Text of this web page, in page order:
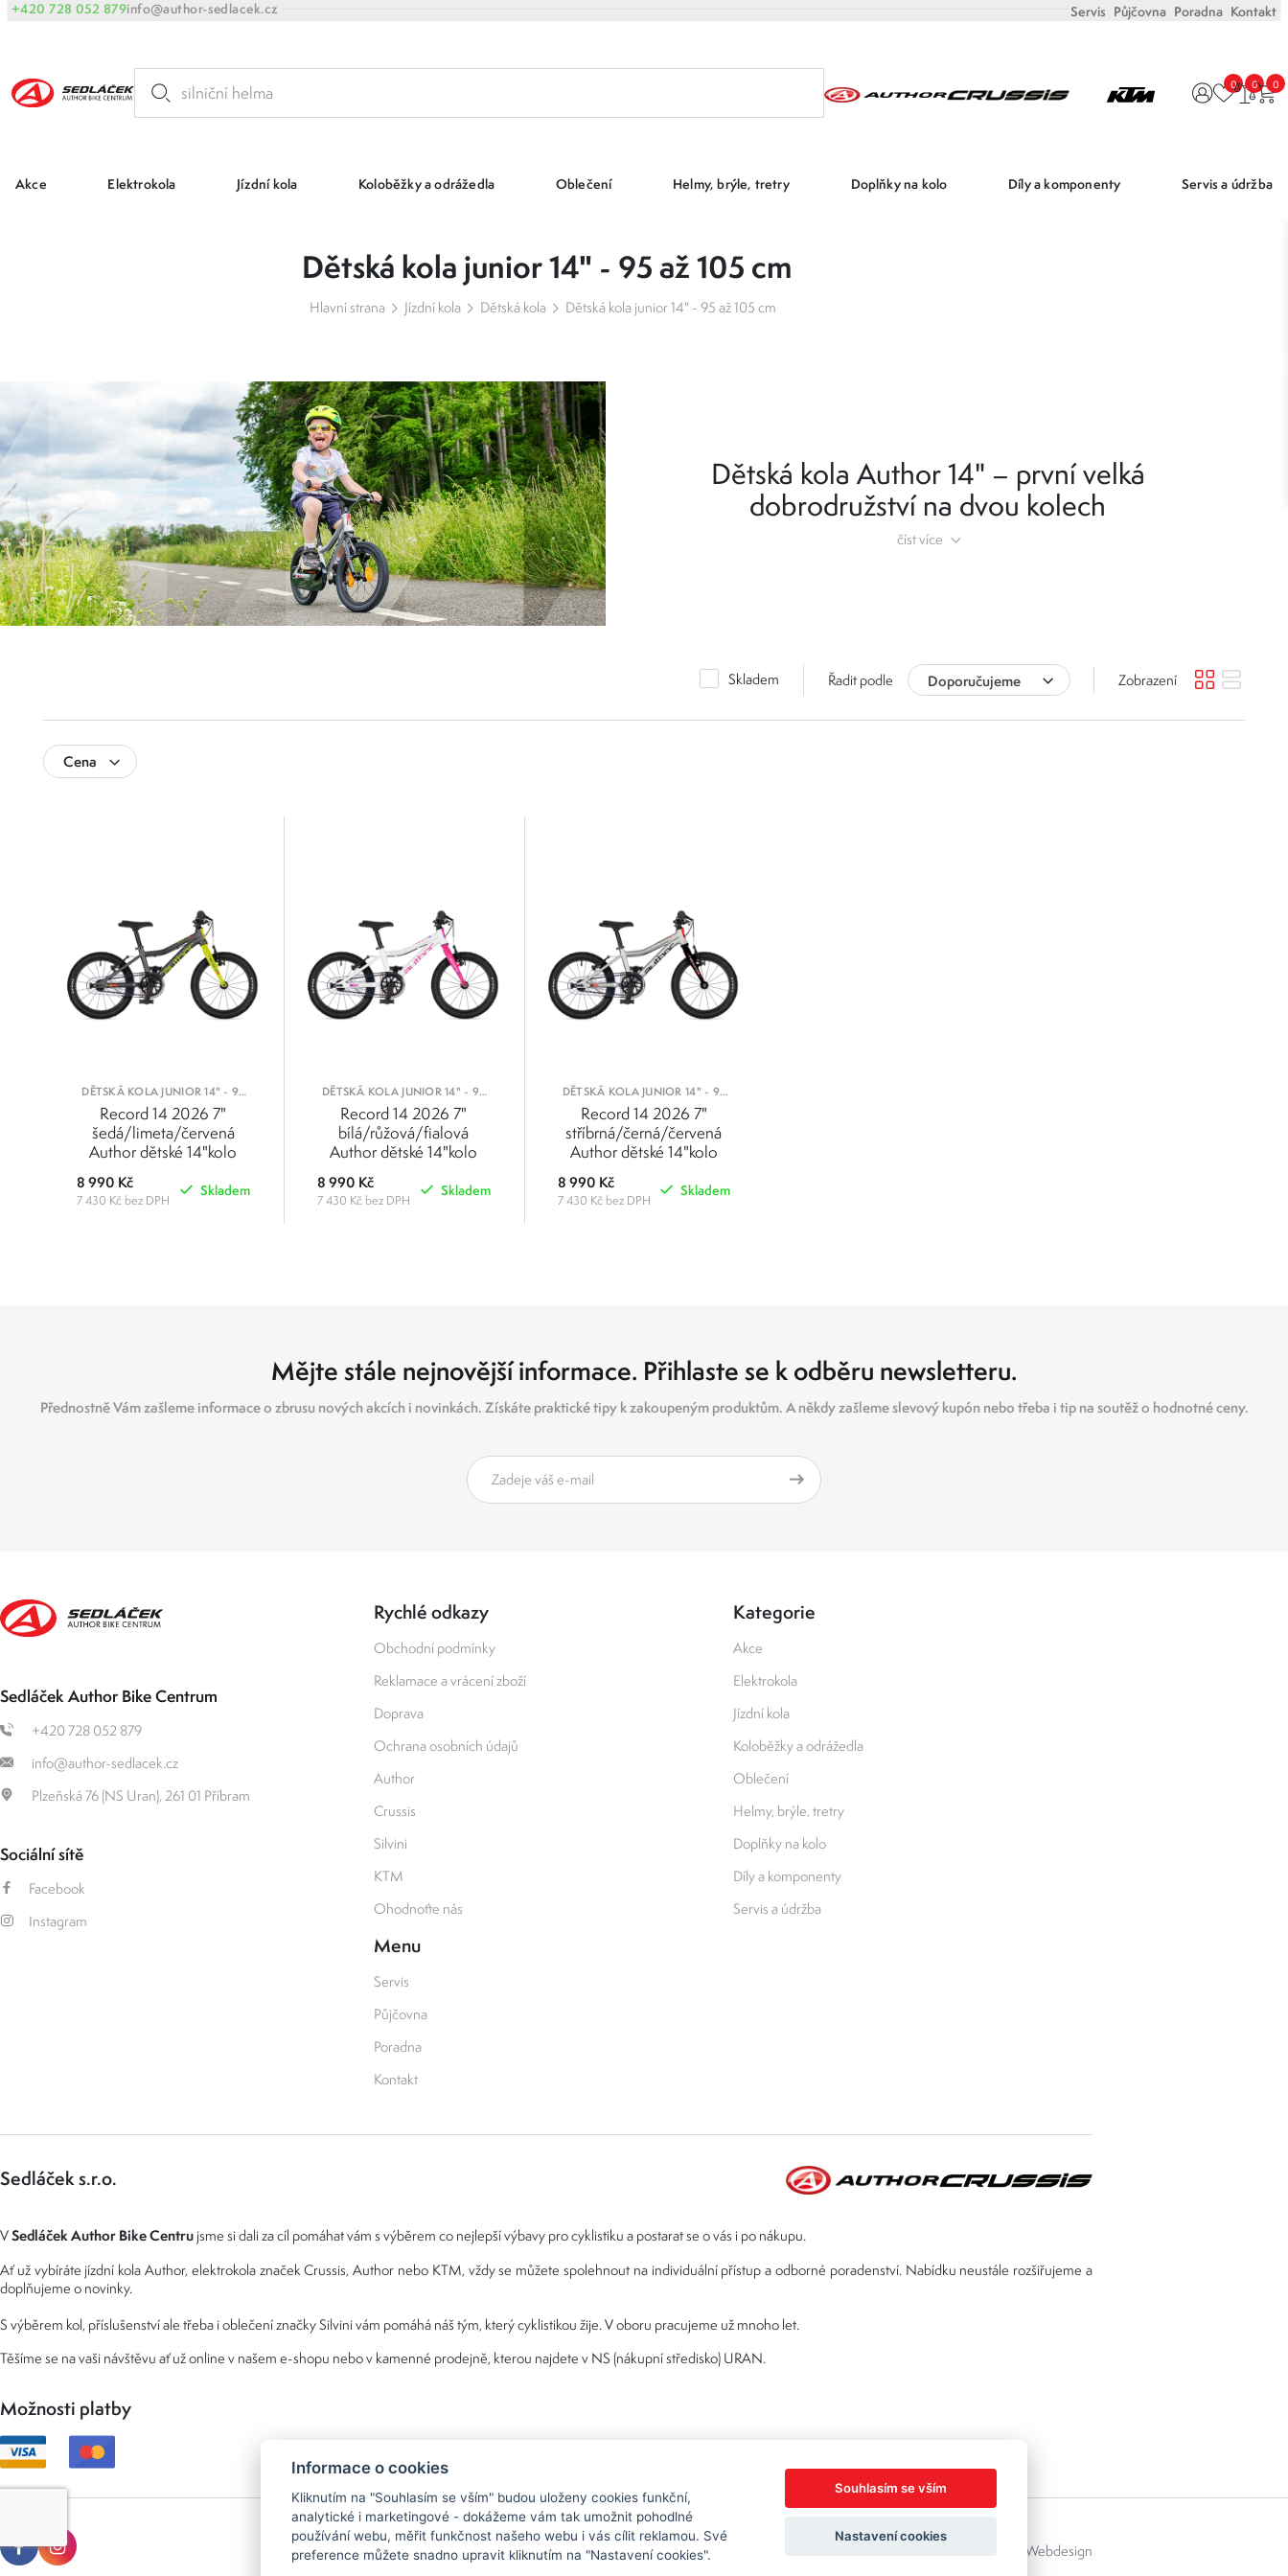
+420 728 052 879info@author-sedlacek.cz Servis Půjčovna Poradna Kontakt
0 0 0
Akce Elektrokola Jízdní kola Koloběžky a odrážedla Oblečení Helmy, brýle, tretry Doplňky na kolo Díly a komponenty Servis a údržba
Dětská kola junior 14" - 95 až 105 cm
Hlavní strana Jízdní kola Dětská kola Dětská kola junior 14" - 95 až 105 cm
Dětská kola Author 14" – první velká
dobrodružství na dvou kolech
Dětská jízdní kola Author 14" jsou stvořena pro malé objevitele, kteří chtějí poznávat svět ze
číst více
Skladem Řadit podle Doporučujeme Zobrazení
Cena
DĚTSKÁ KOLA JUNIOR 14" - 95
AŽ 105 CM
Record 14 2026 7"
šedá/limeta/červená
Author dětské 14"kolo
8 990 Kč
7 430 Kč bez DPH
Skladem
DĚTSKÁ KOLA JUNIOR 14" - 95
AŽ 105 CM
Record 14 2026 7"
bílá/růžová/fialová
Author dětské 14"kolo
8 990 Kč
7 430 Kč bez DPH
Skladem
DĚTSKÁ KOLA JUNIOR 14" - 95
AŽ 105 CM
Record 14 2026 7"
stříbrná/černá/červená
Author dětské 14"kolo
8 990 Kč
7 430 Kč bez DPH
Skladem
Mějte stále nejnovější informace. Přihlaste se k odběru newsletteru.
Přednostně Vám zašleme informace o zbrusu nových akcích i novinkách. Získáte praktické tipy k zakoupeným produktům. A někdy zašleme slevový kupón nebo třeba i tip na soutěž o hodnotné ceny.
Sedláček Author Bike Centrum
+420 728 052 879
info@author-sedlacek.cz
Plzeňská 76 (NS Uran), 261 01 Příbram
Sociální sítě
Facebook
Instagram
Rychlé odkazy
Obchodní podmínky
Reklamace a vrácení zboží
Doprava
Ochrana osobních údajů
Author
Crussis
Silvini
KTM
Ohodnoťte nás
Menu
Servis
Půjčovna
Poradna
Kontakt
Kategorie
Akce
Elektrokola
Jízdní kola
Koloběžky a odrážedla
Oblečení
Helmy, brýle, tretry
Doplňky na kolo
Díly a komponenty
Servis a údržba
Sedláček s.r.o.
VSedláček Author Bike Centru jsme si dali za cíl pomáhat vám s výběrem co nejlepší výbavy pro cyklistiku a postarat se o vás i po nákupu.
Ať už vybíráte jízdní kola Author, elektrokola značek Crussis, Author nebo KTM, vždy se můžete spolehnout na individuální přístup a odborné poradenství. Nabídku neustále rozšiřujeme a
doplňujeme o novinky.
S výběrem kol, příslušenství ale třeba i oblečení značky Silvini vám pomáhá náš tým, který cyklistikou žije. V oboru pracujeme už mnoho let.
Těšíme se na vaši návštěvu ať už online v našem e-shopu nebo v kamenné prodejně, kterou najdete v NS (nákupní středisko) URAN.
Možnosti platby
OLC Webdesign
Informace o cookies
Kliknutím na "Souhlasím se vším" budou uloženy cookies funkční,
analytické i marketingové - dokážeme vám tak umožnit pohodlné
používání webu, měřit funkčnost našeho webu i vás cílit reklamou. Své
preference můžete snadno upravit kliknutím na "Nastavení cookies".
Souhlasím se vším
Nastavení cookies